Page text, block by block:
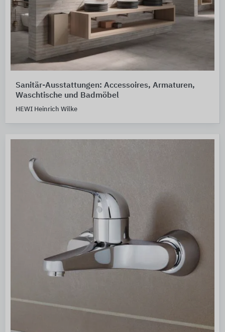
Sanitär-Ausstattungen: Accessoires, Armaturen,
Waschtische und Badmöbel
HEWI Heinrich Wilke